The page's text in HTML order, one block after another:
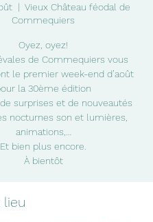
  |
Vieux Château féodal de
Commequiers
Oyez, oyez!
de Commequiers vous
le premier week-end d’août
la 30ème édition
surprises et de nouveautés
nocturnes son et lumières,
animations,…
Et bien plus encore.
À bientôt
lieu